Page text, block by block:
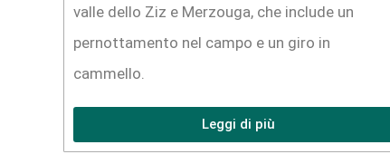
valle dello Ziz e Merzouga, che include un
pernottamento nel campo e un giro in
cammello.
Leggi di più